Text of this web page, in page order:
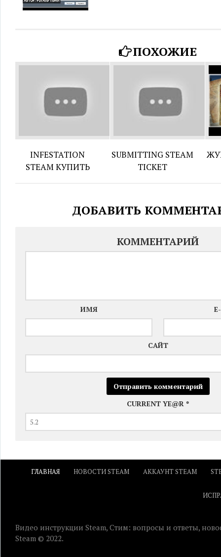
ПОХОЖИЕ
INFESTATION
STEAM КУПИТЬ
SUBMITTING STEAM
TICKET
ДОБАВИТЬ
КОММЕНТАРИЙ
ИМЯ
САЙТ
CURRENT YE@R *
ГЛАВНАЯ НОВОСТИ STEAM АККАУНТ STEAM
Видео инструкции Steam, Стим: вопросы и ответы,
Steam © 2022.